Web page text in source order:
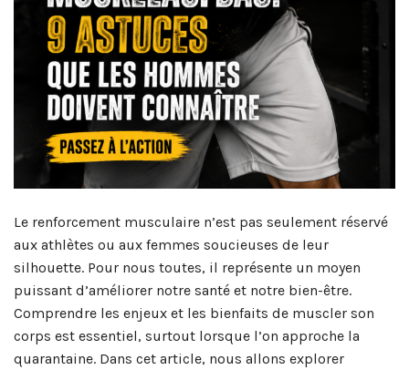
Le renforcement musculaire n’est pas seulement réservé
aux athlètes ou aux femmes soucieuses de leur
silhouette. Pour nous toutes, il représente un moyen
puissant d’améliorer notre santé et notre bien-être.
Comprendre les enjeux et les bienfaits de muscler son
corps est essentiel, surtout lorsque l’on approche la
quarantaine. Dans cet article, nous allons explorer